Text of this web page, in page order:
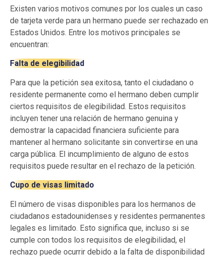
Existen varios motivos comunes por los cuales un caso
de tarjeta verde para un hermano puede ser rechazado en
Estados Unidos. Entre los motivos principales se
encuentran:
Falta de elegibilidad
Para que la petición sea exitosa, tanto el ciudadano o
residente permanente como el hermano deben cumplir
ciertos requisitos de elegibilidad. Estos requisitos
incluyen tener una relación de hermano genuina y
demostrar la capacidad financiera suficiente para
mantener al hermano solicitante sin convertirse en una
carga pública. El incumplimiento de alguno de estos
requisitos puede resultar en el rechazo de la petición.
Cupo de visas limitado
El número de visas disponibles para los hermanos de
ciudadanos estadounidenses y residentes permanentes
legales es limitado. Esto significa que, incluso si se
cumple con todos los requisitos de elegibilidad, el
rechazo puede ocurrir debido a la falta de disponibilidad